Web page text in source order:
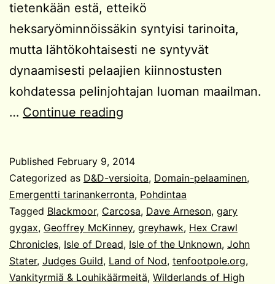
tietenkään estä, etteikö
heksaryöminnöissäkin syntyisi tarinoita,
mutta lähtökohtaisesti ne syntyvät
dynaamisesti pelaajien kiinnostusten
kohdatessa pelinjohtajan luoman maailman.
… Continue reading
Published February 9, 2014
Categorized as D&D-versioita, Domain-pelaaminen,
Emergentti tarinankerronta, Pohdintaa
Tagged Blackmoor, Carcosa, Dave Arneson, gary
gygax, Geoffrey McKinney, greyhawk, Hex Crawl
Chronicles, Isle of Dread, Isle of the Unknown, John
Stater, Judges Guild, Land of Nod, tenfootpole.org,
Vankityrmiä & Louhikäärmeitä, Wilderlands of High